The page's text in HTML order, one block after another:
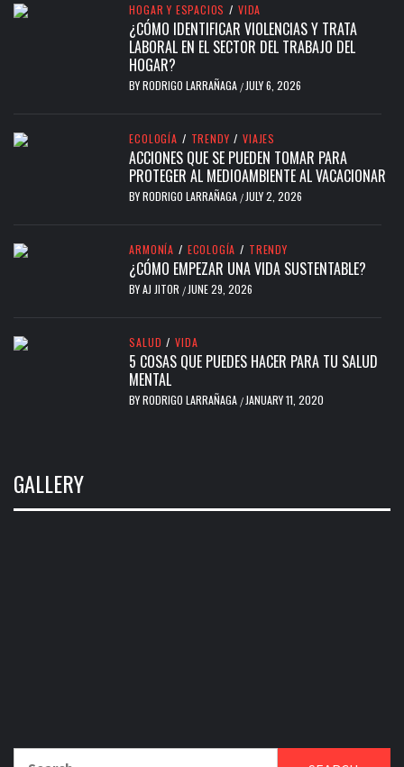
HOGAR Y ESPACIOS / VIDA
¿CÓMO IDENTIFICAR VIOLENCIAS Y TRATA
LABORAL EN EL SECTOR DEL TRABAJO DEL
HOGAR?
BYRODRIGO LARRAÑAGA / JULY 6, 2026
ECOLOGÍA / TRENDY / VIAJES
ACCIONES QUE SE PUEDEN TOMAR PARA
PROTEGER AL MEDIOAMBIENTE AL VACACIONAR
BYRODRIGO LARRAÑAGA / JULY 2, 2026
ARMONÍA / ECOLOGÍA / TRENDY
¿CÓMO EMPEZAR UNA VIDA SUSTENTABLE?
BYAJ JITOR / JUNE 29, 2026
SALUD / VIDA
5 COSAS QUE PUEDES HACER PARA TU SALUD
MENTAL
BYRODRIGO LARRAÑAGA / JANUARY 11, 2020
GALLERY